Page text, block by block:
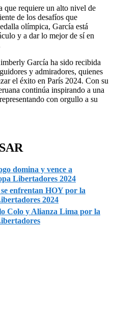
que requiere un alto nivel de
de los desafíos que
olímpica, García está
y a dar lo mejor de sí en
García ha sido recibida
y admiradores, quienes
el éxito en París 2024. Con su
continúa inspirando a una
con orgullo a su
domina y vence a
Libertadores 2024
enfrentan HOY por la
2024
Colo y Alianza Lima por la